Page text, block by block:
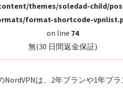
themes/soledad-child/
format-shortcode-
on line 74
無(30 日間返金保証)
NordVPNは、2年プランや1年プ